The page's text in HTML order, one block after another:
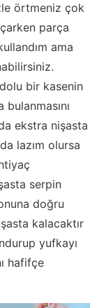
örtmeniz çok
parça
ama
bir kasenin
ekstra nişasta
lazım olursa
serpin
doğru
kalacaktır
yufkayı
hafifçe